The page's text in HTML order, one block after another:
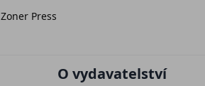
Zoner Press
O vydavatelství